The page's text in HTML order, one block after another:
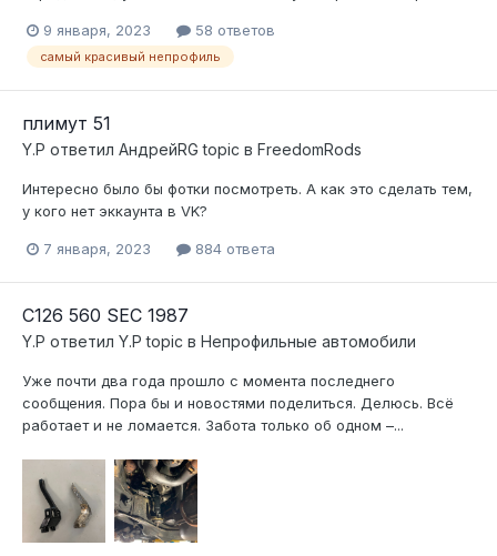
9 января, 2023 58 ответов
самый красивый непрофиль
плимут 51
Y.P ответил АндрейRG topic в FreedomRods
Интересно было бы фотки посмотреть. А как это сделать тем,
у кого нет эккаунта в VK?
7 января, 2023 884 ответа
С126 560 SEC 1987
Y.P ответил Y.P topic в Непрофильные автомобили
Уже почти два года прошло с момента последнего
сообщения. Пора бы и новостями поделиться. Делюсь. Всё
работает и не ломается. Забота только об одном –...